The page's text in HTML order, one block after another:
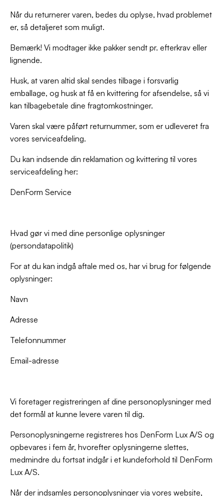
Når du returnerer varen, bedes du oplyse, hvad problemet
er, så detaljeret som muligt.
Bemærk! Vi modtager ikke pakker sendt pr. efterkrav eller
lignende.
Husk, at varen altid skal sendes tilbage i forsvarlig
emballage, og husk at få en kvittering for afsendelse, så vi
kan tilbagebetale dine fragtomkostninger.
Varen skal være påført returnummer, som er udleveret fra
vores serviceafdeling.
Du kan indsende din reklamation og kvittering til vores
serviceafdeling her:
DenForm Service
Hvad gør vi med dine personlige oplysninger
(persondatapolitik)
For at du kan indgå aftale med os, har vi brug for følgende
oplysninger:
Navn
Adresse
Telefonnummer
Email-adresse
Vi foretager registreringen af dine personoplysninger med
det formål at kunne levere varen til dig.
Personoplysningerne registreres hos DenForm Lux A/S og
opbevares i fem år, hvorefter oplysningerne slettes,
medmindre du fortsat indgår i et kundeforhold til DenForm
Lux A/S.
Når der indsamles personoplysninger via vores website,